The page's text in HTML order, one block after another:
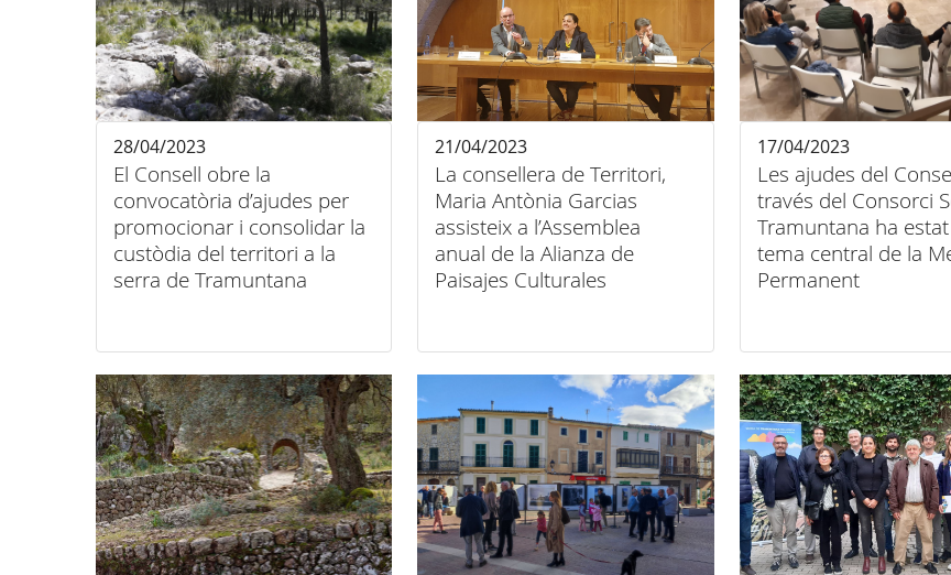
El Consell obre la
convocatòria d’ajudes per
promocionar i consolidar la
custòdia del territori a la
serra de Tramuntana
28/04/2023
La consellera de Territori,
Maria Antònia Garcias
assisteix a l’Assemblea
anual de la Alianza de
Paisajes Culturales
21/04/2023
Les ajudes del
través del Consorci
Tramuntana ha
tema central de la
Permanent
17/04/2023